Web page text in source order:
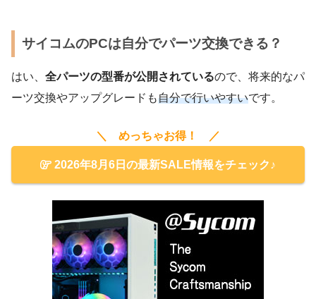
サイコムのPCは自分でパーツ交換できる？
はい、 全パーツの型番が公開されているので、将来的なパ
ーツ交換やアップグレードも自分で行いやすいです。
＼ めっちゃお得！ ／
2026年8月6日の最新SALE情報をチェック♪